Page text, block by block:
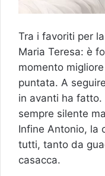
Tra i favoriti per
Maria Teresa: è
momento
puntata. A
in avanti ha fatto.
sempre silente
Infine Antonio, la
tutti, tanto da
casacca.